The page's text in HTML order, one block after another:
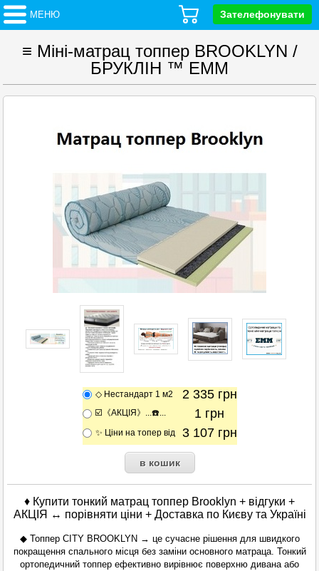
МЕНЮ Зателефонувати
≡ Міні-матрац топпер BROOKLYN /
БРУКЛІН ™ ЕММ
◇ Нестандарт 1 м2 2 335 грн
☑️《АКЦІЯ》...☎️... 1 грн
✨ Ціни на топер від 3 107 грн
♦ Купити тонкий матрац топпер Brooklyn + відгуки +
АКЦІЯ ↔ порівняти ціни + Доставка по Києву та Україні
◆ Топпер CITY BROOKLYN → це сучасне рішення для швидкого
покращення спального місця без заміни основного матраца. Тонкий
ортопедичний топпер ефективно вирівнює поверхню дивана або